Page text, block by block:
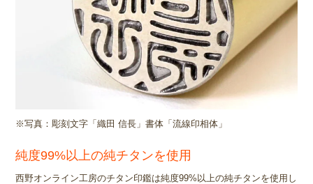
※写真：彫刻文字「織田 信長」書体「流線印相体」
純度99%以上の純チタンを使用
西野オンライン工房のチタン印鑑は純度99%以上の純チタンを使用し